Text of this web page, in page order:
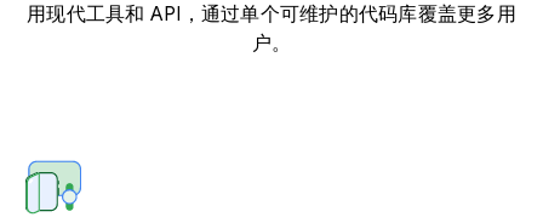
用现代工具和 API，通过单个可维护的代码库覆盖更多用
户。